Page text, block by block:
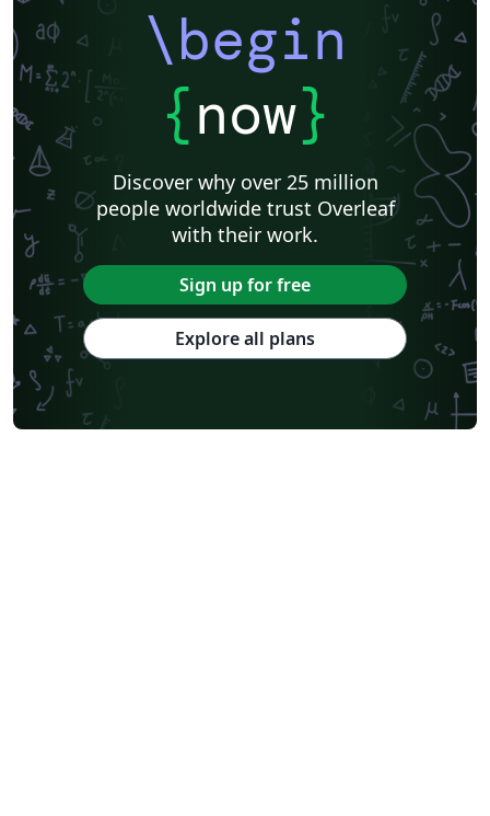
\begin
{now}
Discover why over 25 million
people worldwide trust Overleaf
with their work.
Sign up for free
Explore all plans